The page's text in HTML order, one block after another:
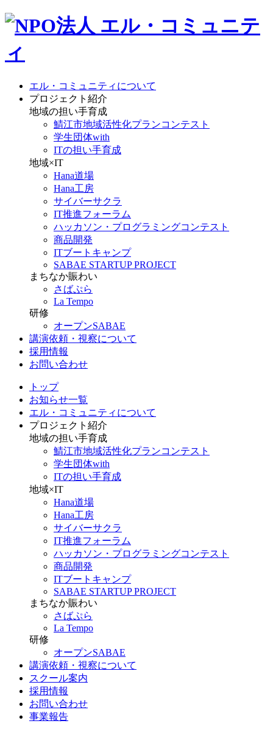
エル・コミュニティについて
プロジェクト紹介
地域の担い手育成
鯖江市地域活性化プランコンテスト
学生団体with
ITの担い手育成
地域×IT
Hana道場
Hana工房
サイバーサクラ
IT推進フォーラム
ハッカソン・プログラミングコンテスト
商品開発
ITブートキャンプ
SABAE STARTUP PROJECT
まちなか賑わい
さばぷら
La Tempo
研修
オープンSABAE
講演依頼・視察について
採用情報
お問い合わせ
トップ
お知らせ一覧
エル・コミュニティについて
プロジェクト紹介
地域の担い手育成
鯖江市地域活性化プランコンテスト
学生団体with
ITの担い手育成
地域×IT
Hana道場
Hana工房
サイバーサクラ
IT推進フォーラム
ハッカソン・プログラミングコンテスト
商品開発
ITブートキャンプ
SABAE STARTUP PROJECT
まちなか賑わい
さばぷら
La Tempo
研修
オープンSABAE
講演依頼・視察について
スクール案内
採用情報
お問い合わせ
事業報告